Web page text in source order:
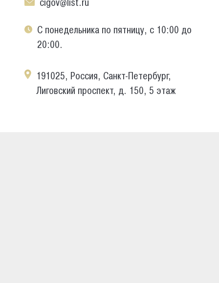
cigov@list.ru
С понедельника по пятницу, с 10:00 до
20:00.
191025, Россия, Санкт-Петербург,
Лиговский проспект, д. 150, 5 этаж